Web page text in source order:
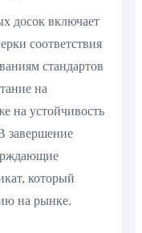
досок включает
соответствия
стандартов
на
на устойчивость
завершение
который
на рынке.